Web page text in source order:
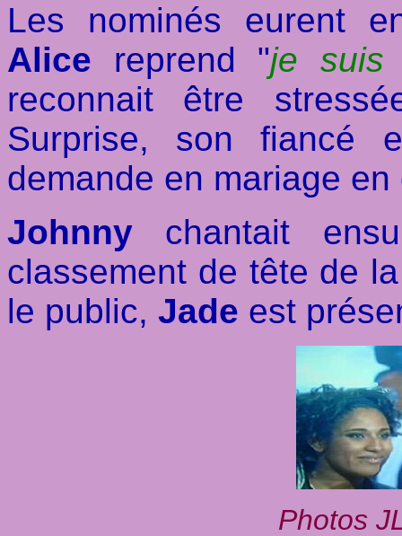
Les nominés eurent
Alice reprend "je suis
reconnait être
Surprise, son
demande en mariage en
Johnny chantait
classement de tête de
le public, Jade est
Photos